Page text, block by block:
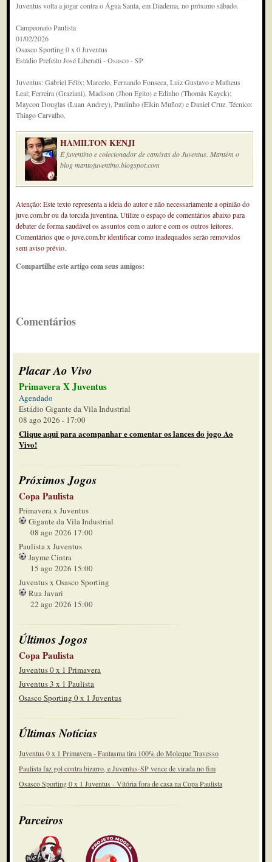
Juventus volta a jogar contra o Água Santa, em Diadema, no próximo sábado.
Campeonato Paulista
01/02/2026
Osasco Sporting 0 x 0 Juventus
Estádio Prefeito José Liberatti - Osasco - SP
Juventus: Gabriel Félix; Marcelo, Fernando Fonseca, Luiz Gustavo e Matheus
Leal; Ferreira (Graziani), Madison (Jhon Egito) e Edinho (Thomás Kayck);
Maycon Douglas (Luan Andrey), Paulinho (Elkin Muñoz) e Daniel Cruz. Técnico:
Thiago Carvalho.
HAMILTON KENJI
É juventino e colecionador de camisas do Juventus. Mantém o
blog mantojuventino.blogspot.com
Atenção: Este texto representa a ideia do autor e não necessariamente a opinião do
juve.com.br ou da torcida juventina. Utilize o espaço de comentários abaixo para
debater de forma saudável os assuntos com o autor e com os outros leitores.
Comentários que o juve.com.br identificar como inadequados serão removidos
sem aviso prévio.
Compartilhe este artigo com seus amigos:
Comentários
Placar Ao Vivo
Primavera X Juventus
Agendado
Estádio Gigante da Vila Industrial
08 ago 2026 - 17:00
Clique aqui para acompanhar e comentar os lances do jogo Ao
Vivo!
Próximos Jogos
Copa Paulista
Primavera x Juventus
Gigante da Vila Industrial
08 ago 2026 17:00
Paulista x Juventus
Jayme Cintra
15 ago 2026 15:00
Juventus x Osasco Sporting
Rua Javari
22 ago 2026 15:00
Últimos Jogos
Copa Paulista
Juventus 0 x 1 Primavera
Juventus 3 x 1 Paulista
Osasco Sporting 0 x 1 Juventus
Últimas Notícias
Juventus 0 x 1 Primavera - Fantasma tira 100% do Moleque Travesso
Paulista faz gol contra bizarro, e Juventus-SP vence de virada no fim
Osasco Sporting 0 x 1 Juventus - Vitória fora de casa na Copa Paulista
Parceiros